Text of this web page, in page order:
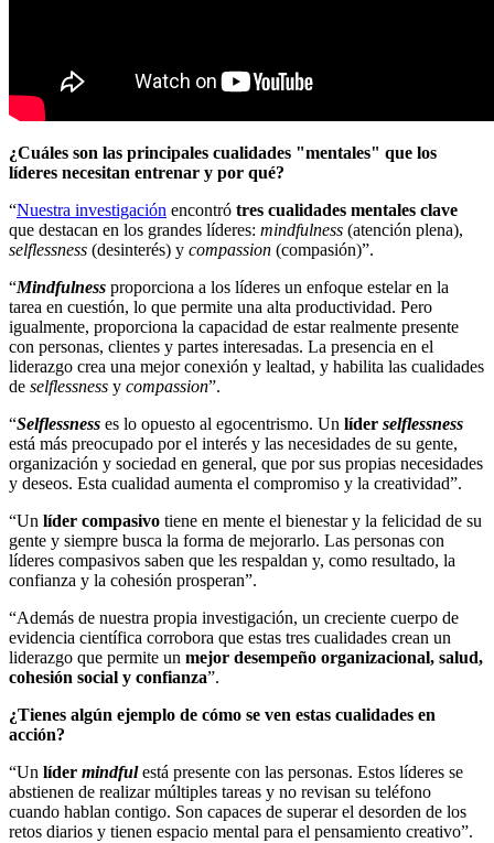
¿Cuáles son las principales cualidades "mentales" que los
líderes necesitan entrenar y por qué?
“Nuestra investigación encontró tres cualidades mentales clave
que destacan en los grandes líderes: mindfulness (atención plena),
selflessness (desinterés) y compassion (compasión)”.
“Mindfulness proporciona a los líderes un enfoque estelar en la
tarea en cuestión, lo que permite una alta productividad. Pero
igualmente, proporciona la capacidad de estar realmente presente
con personas, clientes y partes interesadas. La presencia en el
liderazgo crea una mejor conexión y lealtad, y habilita las cualidades
de selflessness y compassion”.
“Selflessness es lo opuesto al egocentrismo. Un líder selflessness
está más preocupado por el interés y las necesidades de su gente,
organización y sociedad en general, que por sus propias necesidades
y deseos. Esta cualidad aumenta el compromiso y la creatividad”.
“Un líder compasivo tiene en mente el bienestar y la felicidad de su
gente y siempre busca la forma de mejorarlo. Las personas con
líderes compasivos saben que les respaldan y, como resultado, la
confianza y la cohesión prosperan”.
“Además de nuestra propia investigación, un creciente cuerpo de
evidencia científica corrobora que estas tres cualidades crean un
liderazgo que permite un mejor desempeño organizacional, salud,
cohesión social y confianza”.
¿Tienes algún ejemplo de cómo se ven estas cualidades en
acción?
“Un líder mindful está presente con las personas. Estos líderes se
abstienen de realizar múltiples tareas y no revisan su teléfono
cuando hablan contigo. Son capaces de superar el desorden de los
retos diarios y tienen espacio mental para el pensamiento creativo”.